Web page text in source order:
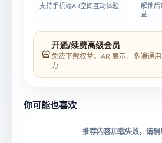
模型名称
材质
支持手机端AR空间互动体验
解锁后
益
开通/续费高级会员
免费下载权益、AR 展示、多端通
力
你可能也喜欢
推荐内容加载失败，请稍